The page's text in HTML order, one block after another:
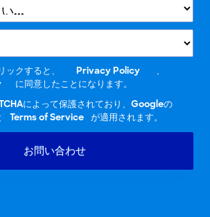
クすると、 Privacy Policy
、
に同意したことになります。
によって保護されており、Googleの
Terms of Service が適用されます。
お問い合わせ